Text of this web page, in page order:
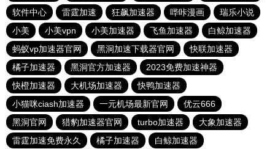
软件中心
雷霆加速 狂飙加速器 哔咔漫画
瑞乐小说
小美
小美vpn 小美加速器 飞鱼加速器
白鲸加速器
蚂蚁vp加速器官网
黑洞加速下载器官网
快联加速器
橘子加速器
黑洞官方加速器
2023免费加速神器
快橙加速器
大机场加速器
快鸭加速器
小猫咪ciash加速器
一元机场最新官网
优云666
黑洞官网
猎豹加速器官网 turbo加速器
大象加速器
雷霆加速免费永久
橘子加速器 白鲸加速器